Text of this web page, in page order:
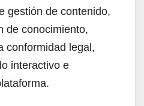
gestión de contenido,
de conocimiento,
conformidad legal,
interactivo e